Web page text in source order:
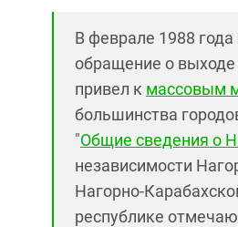
В феврале 1988
обращение о
привел к массовым
большинства
"Общие сведения о
независимости
Нагорно-
республике